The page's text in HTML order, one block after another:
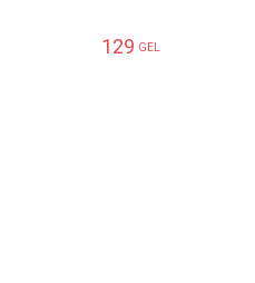
129 GEL